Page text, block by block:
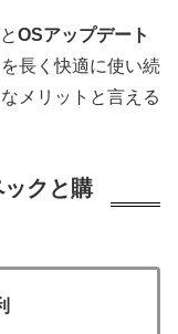
とOSアップデート
長く快適に使い続
メリットと言える
クと購